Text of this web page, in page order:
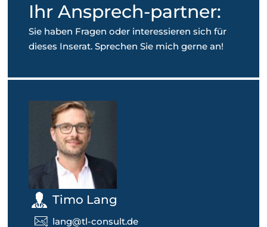
Ihr Ansprech-partner:
Sie haben Fragen oder interessieren sich für
dieses Inserat. Sprechen Sie mich gerne an!
Timo Lang
lang@tl-consult.de